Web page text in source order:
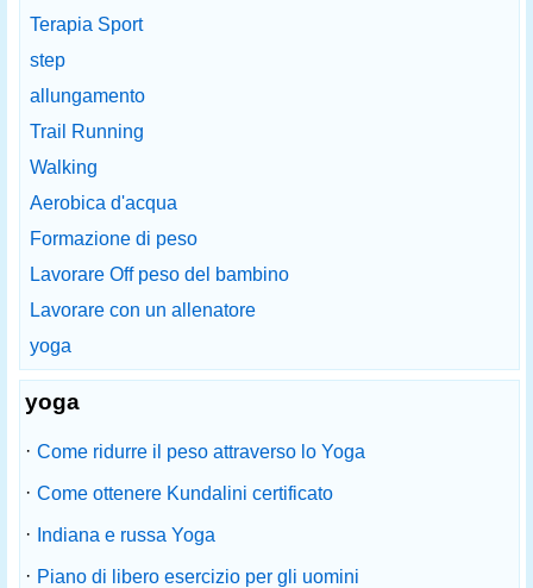
Terapia Sport
step
allungamento
Trail Running
Walking
Aerobica d'acqua
Formazione di peso
Lavorare Off peso del bambino
Lavorare con un allenatore
yoga
yoga
· Come ridurre il peso attraverso lo Yoga
· Come ottenere Kundalini certificato
·
Indiana e russa Yoga
· Piano di libero esercizio per gli uomini